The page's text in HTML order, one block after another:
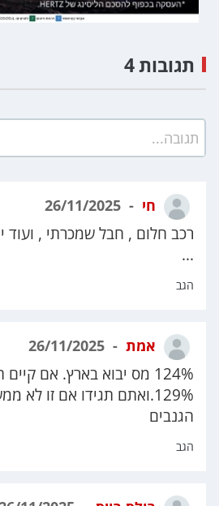
תגובה...
חי
רכב חלום , חבל שמכרתי , ועוד
...
הגב
אמת
124% מס יבוא בארץ. אם
129%.ואתם תגידו אם זו לא
הגנבים
הגב